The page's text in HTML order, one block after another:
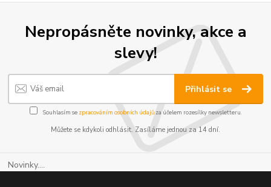
Nepropásněte novinky, akce a
slevy!
Přihlásit se
Souhlasím se zpracováním osobních údajůza účelem rozesílky newsletteru.
Můžete se kdykoli odhlásit. Zasíláme jednou za 14 dní.
Novinky....